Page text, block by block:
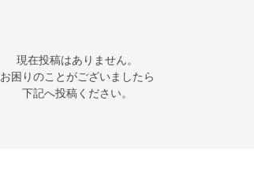
現在投稿はありません。
お困りのことがございましたら
下記へ投稿ください。